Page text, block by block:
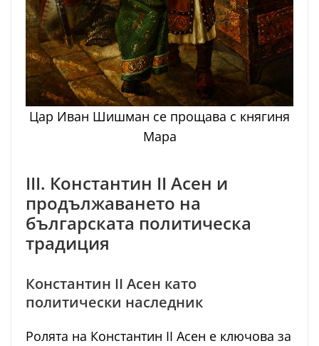
Цар Иван Шишман се прощава с княгиня
Мара
III. Константин II Асен и
продължаването на
българската политическа
традиция
Константин II Асен като
политически наследник
Ролята на Константин II Асен е ключова за